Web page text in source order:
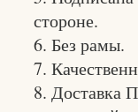
стороне.
6. Без рамы.
7.
8. Доставка